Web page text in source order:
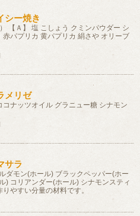
シー焼き
【Ａ】 塩 こしょう クミンパウダー シ
パプリカ 黄パプリカ 絹さや オリーブ
メリゼ
コナッツオイル グラニュー糖 シナモン
サラ
ダモン(ホール) ブラックペッパー(ホー
) コリアンダー(ホール) シナモンスティ
やすい分量の材料です。